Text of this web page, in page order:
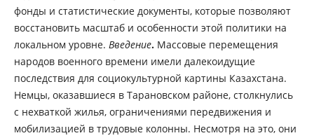
фонды и статистические документы, которые позволяют
восстановить масштаб и особенности этой политики на
локальном уровне. Введение. Массовые перемещения
народов военного времени имели далекоидущие
последствия для социокультурной картины Казахстана.
Немцы, оказавшиеся в Тарановском районе, столкнулись
с нехваткой жилья, ограничениями передвижения и
мобилизацией в трудовые колонны. Несмотря на это, они